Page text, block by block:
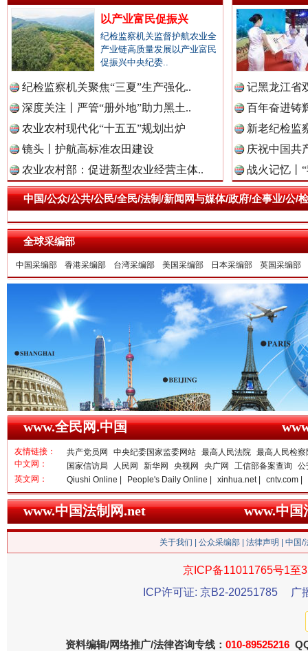
一枚“钉子”竟然扎入要害部门
“
衣柜里的秘密 高速路
以产业富民促振兴
纪检监察机关监督护航农业全
产业链高质量发展以产业富民
促振兴中央纪委..
纪检监察机关聚焦“三夏”生产强化..
深度关注丨严管“册外地”助力黑土..
农业农村现代化“十五五”规划出炉
镜头丨护航高标准农田建设
农业农村部：促进新型农业经营主体..
记黑龙江省
百年奋进铸
新老纪检监
庆祝中国共
战火记忆丨
中国/公众/公共/公民/全民/法制/新闻网与媒体/政府/企事业/公/
全球采编部
中国采编部 香港采编部 台湾采编部 美国采编部 日本采编部 英国采编部
www.全民网.中国
友情链接：
中文网：
共产党员网 中央纪委国家监委网站 最高人民法院 最高人民检察
国家信访局
人民网 新华网 央视网 央广网 工信部备案查询
公
英文网：
Qiushi Online | People's Daily Online | xinhua.net | cntv.com |
www.中国法制网.net www.中
关于我们 公众采编部 法律声明 | 中国
京ICP备11011765号1至
ICP许可证: 京B2-20251785
广
资料编辑/网络推广/法律咨询专线： 010-89525216